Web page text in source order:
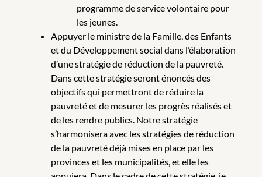
programme de service volontaire pour
les jeunes.
Appuyer le ministre de la Famille, des Enfants
et du Développement social dans l’élaboration
d’une stratégie de réduction de la pauvreté.
Dans cette stratégie seront énoncés des
objectifs qui permettront de réduire la
pauvreté et de mesurer les progrès réalisés et
de les rendre publics. Notre stratégie
s’harmonisera avec les stratégies de réduction
de la pauvreté déjà mises en place par les
provinces et les municipalités, et elle les